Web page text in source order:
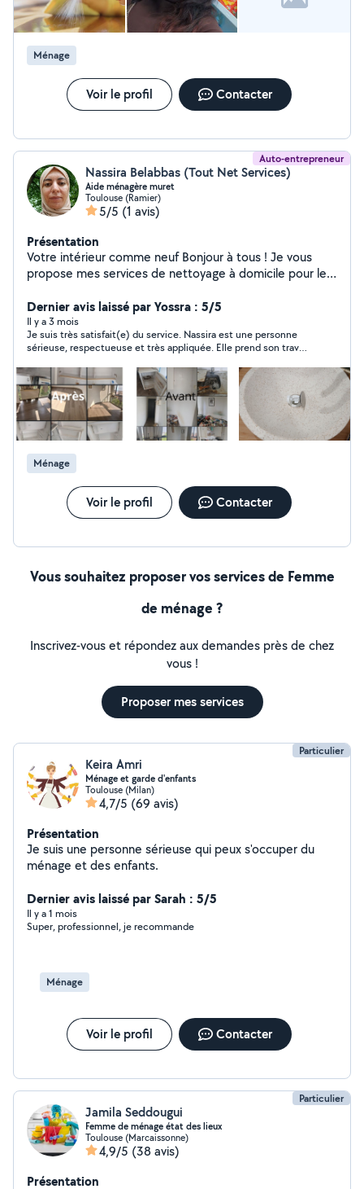
Ménage
Voir le profil Contacter
Auto-entrepreneur
Nassira Belabbas (Tout Net Services)
Aide ménagère muret
Toulouse (Ramier)
5/5 (1 avis)
Présentation
Votre intérieur comme neuf Bonjour à tous ! Je vous
propose mes services de nettoyage à domicile pour les
ménage régulier (hebdomadaire, bimensuel) ou
ponctuel. - Nettoyage de printemps - Nettoyage avant
et après déménagement - Nettoyage des vitres
Pourquoi me choisir ?! * un travail soigné, discret et
adapté à vos exigences. À très vite pour prendre soin
de votre foyer ! Cordialement
Dernier avis laissé par Yossra : 5/5
Il y a 3 mois
Je suis très satisfait(e) du service. Nassira est une personne
sérieuse, respectueuse et très appliquée. Elle prend son travail
hésiter.
Ménage
Voir le profil Contacter
Vous souhaitez proposer vos services de Femme
de ménage ?
Inscrivez-vous et répondez aux demandes près de chez
vous !
Proposer mes services
Particulier
Keira Amri
Ménage et garde d'enfants
Toulouse (Milan)
4,7/5 (69 avis)
Présentation
Je suis une personne sérieuse qui peux s'occuper du
ménage et des enfants.
Dernier avis laissé par Sarah : 5/5
Il y a 1 mois
Super, professionnel, je recommande
Ménage
Voir le profil Contacter
Particulier
Jamila Seddougui
Femme de ménage état des lieux
Toulouse (Marcaissonne)
4,9/5 (38 avis)
Présentation